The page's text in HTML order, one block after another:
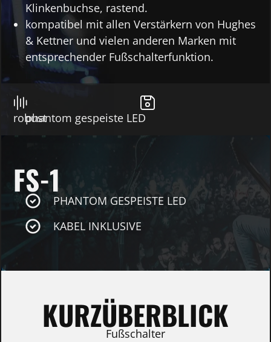
Klinkenbuchse, rastend.
kompatibel mit allen Verstärkern von Hughes
& Kettner und vielen anderen Marken mit
entsprechender Fußschalterfunktion.
robust
phantom gespeiste LED
FS-1
PHANTOM GESPEISTE LED
KABEL INKLUSIVE
KURZÜBERBLICK
Fußschalter